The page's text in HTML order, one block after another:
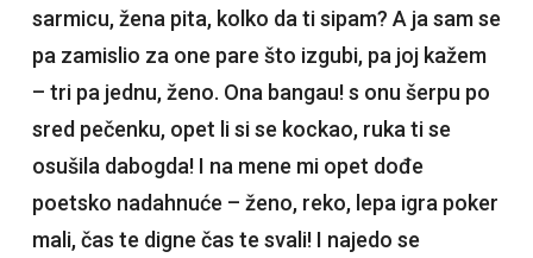
sarmicu, žena pita, kolko da ti sipam? A ja sam se
pa zamislio za one pare što izgubi, pa joj kažem
– tri pa jednu, ženo. Ona bangau! s onu šerpu po
sred pečenku, opet li si se kockao, ruka ti se
osušila dabogda! I na mene mi opet dođe
poetsko nadahnuće – ženo, reko, lepa igra poker
mali, čas te digne čas te svali! I najedo se